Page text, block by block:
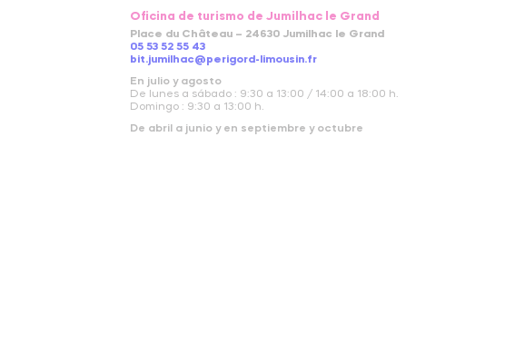
Oficina de turismo de Jumilhac le Grand
Place du Château – 24630 Jumilhac le Grand
05 53 52 55 43
bit.jumilhac@perigord-limousin.fr
En julio y agosto
De lunes a sábado : 9:30 a 13:00 / 14:00 a 18:00 h.
Domingo : 9:30 a 13:00 h.
De abril a junio y en septiembre y octubre